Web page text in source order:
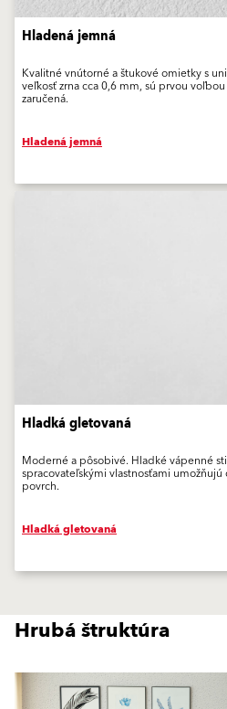
Hladená jemná
Kvalitné vnútorné a štukové omietky s
veľkosť zrna cca 0,6 mm, sú prvou
zaručená.
Hladená jemná
Hladká gletovaná
Moderné a pôsobivé. Hladké vápenné
spracovateľskými vlastnosťami
povrch.
Hladká gletovaná
Hrubá štruktúra